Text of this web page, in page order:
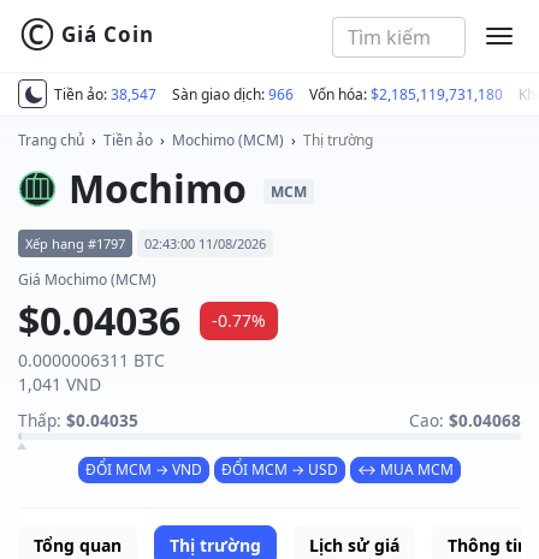
Tiền ảo:38,547 Sàn giao dịch:966 Vốn hóa:$2,185,119,731,180
© Giá Coin
Trang chủ › Tiền ảo › Mochimo (MCM) › Thị trường
Mochimo MCM
Xếp hạng #1797 02:43:00 11/08/2026
Giá Mochimo (MCM)
$0.04036
-0.77%
0.0000006311 BTC
1,041 VND
Thấp: $0.04035 Cao: $0.04068
ĐỔI MCM → VND ĐỔI MCM → USD ↔ MUA MCM
Tổng quan Thị trường Lịch sử giá Thông tin